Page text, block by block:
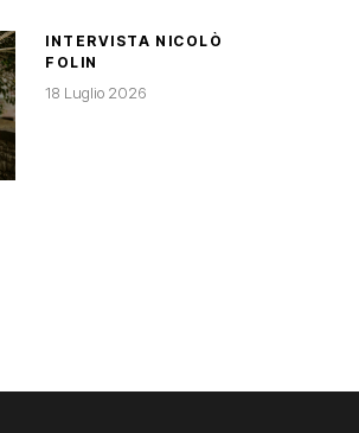
INTERVISTA NICOLÒ
FOLIN
18 Luglio 2026